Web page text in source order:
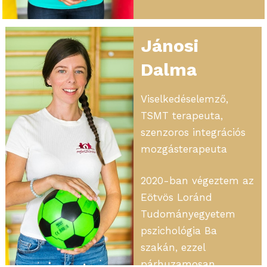
Jánosi
Dalma
Viselkedéselemző,
TSMT terapeuta,
szenzoros integrációs
mozgásterapeuta
2020-ban végeztem az
Eötvös Loránd
Tudományegyetem
pszichológia Ba
szakán, ezzel
párhuzamosan